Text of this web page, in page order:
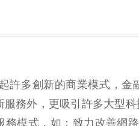
許多創新的商業模式，金
服務外，更吸引許多大型
模式，如：致力改善網